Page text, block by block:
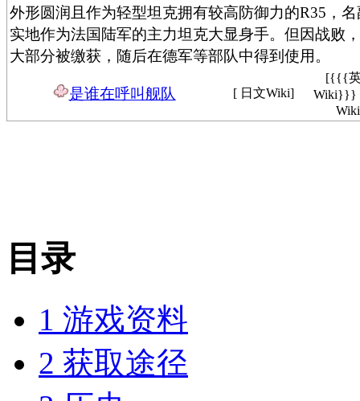
外形圆润且作为轻型坦克拥有较高防御力的R35，
实地作为法国陆军的主力坦克大显身手。但因战败
大部分被缴获，随后在德军等部队中得到使用。
是谁在呼叫舰队 [ 日文Wiki]
[{{{
Wiki}}}
目录
1 游戏资料
2 获取途径